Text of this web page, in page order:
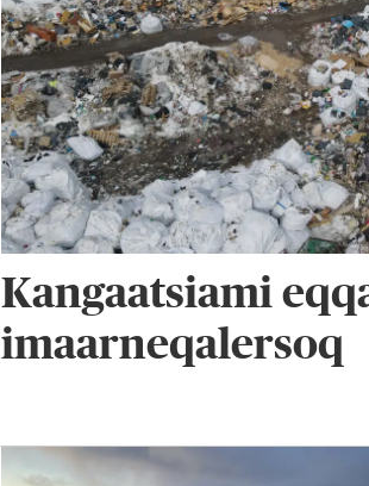
Kangaatsiami
imaarneqalersoq